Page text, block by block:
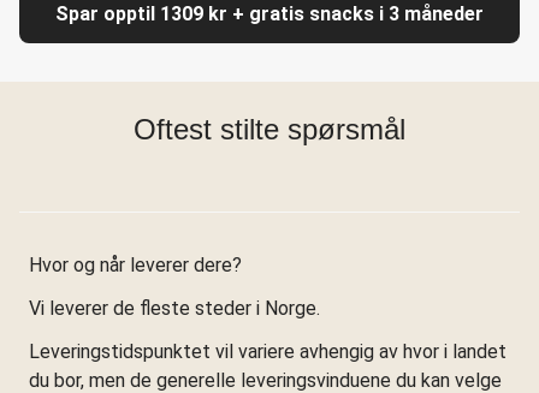
Spar opptil 1309 kr + gratis snacks i 3 måneder
Oftest stilte spørsmål
Hvor og når leverer dere?
Vi leverer de fleste steder i Norge.
Leveringstidspunktet vil variere avhengig av hvor i landet
du bor, men de generelle leveringsvinduene du kan velge